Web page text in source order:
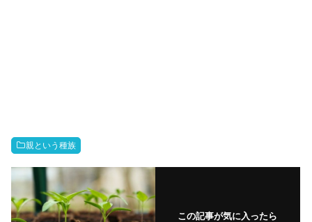
親という種族
この記事が気に入ったら